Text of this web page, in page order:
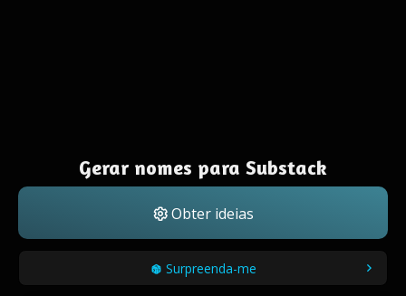
Gerar nomes para Substack
Obter ideias
Surpreenda-me